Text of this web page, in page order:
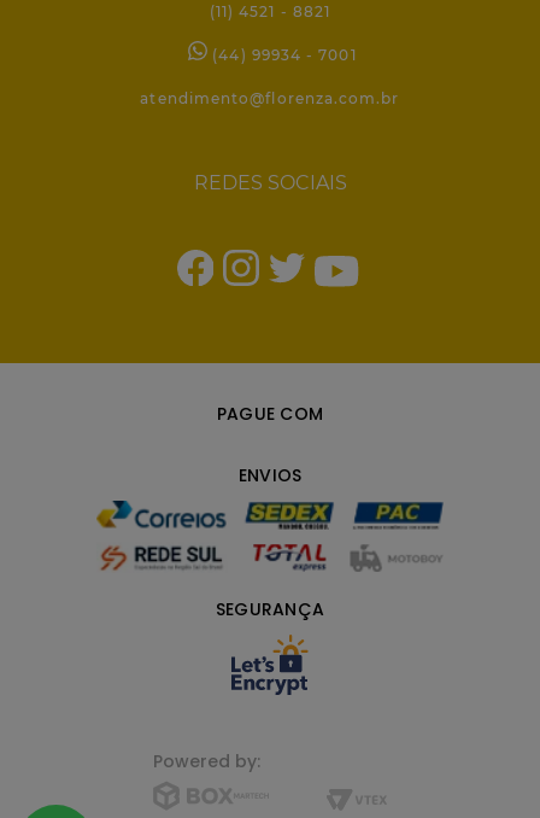
(11) 4521 - 8821
(44) 99934 - 7001
atendimento@florenza.com.br
REDES SOCIAIS
PAGUE COM
ENVIOS
SEGURANÇA
Powered by: